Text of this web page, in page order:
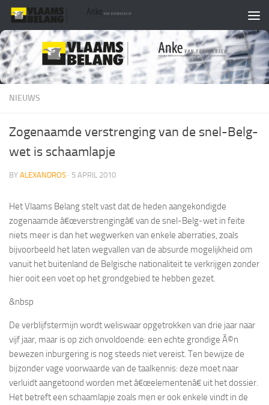
Skip to content
NIEUWS
Zogenaamde verstrenging van de snel-Belg-
wet is schaamlapje
BY ALEXANDROS · 5 APRIL 2010
Het Vlaams Belang stelt vast dat de heden aangekondigde
zogenaamde â€œverstrengingâ€ van de snel-Belg-wet in feite
niets meer is dan het wegwerken van enkele aberraties, zoals
bijvoorbeeld het laten wegvallen van de absurde mogelijkheid om
vanuit het buitenland de Belgische nationaliteit te verkrijgen zonder
hier ooit een voet op het grondgebied te hebben gezet.
&nbsp
De verblijfstermijn wordt weliswaar opgetrokken van drie jaar naar
vijf jaar, maar is op zich onvoldoende: een echte grondige Ã©n
bewezen inburgering is nog steeds niet vereist. Ten bewijze de
bijzonder vage voorwaarde van de taalkennis: deze moet naar
verluidt aangetoond worden met â€œelementenâ€ uit het dossier.
Het betreft een schaamlapje zoals men er ook enkele vindt in de